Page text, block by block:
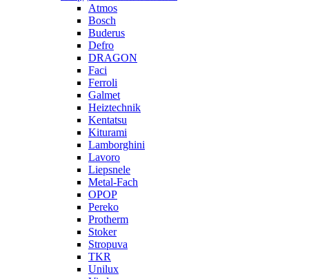
Atmos
Bosch
Buderus
Defro
DRAGON
Faci
Ferroli
Galmet
Heiztechnik
Kentatsu
Kiturami
Lamborghini
Lavoro
Liepsnele
Metal-Fach
OPOP
Pereko
Protherm
Stoker
Stropuva
TKR
Unilux